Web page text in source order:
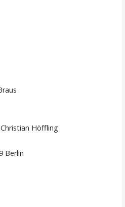
Höffling
Berlin